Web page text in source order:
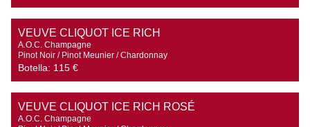
VEUVE CLIQUOT ICE RICH
A.O.C. Champagne
Pinot Noir / Pinot Meunier / Chardonnay
Botella: 115 €
VEUVE CLIQUOT ICE RICH ROSÉ
A.O.C. Champagne